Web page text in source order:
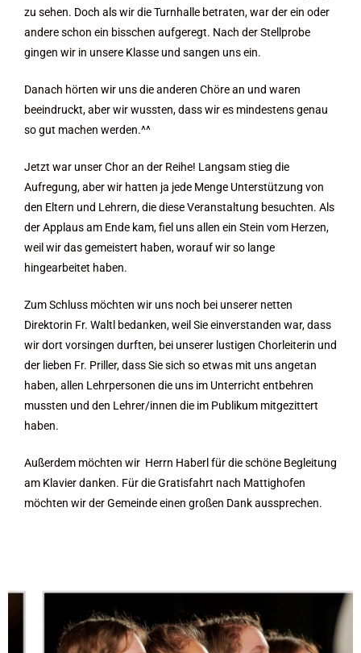
zu sehen. Doch als wir die Turnhalle betraten, war der ein oder
andere schon ein bisschen aufgeregt. Nach der Stellprobe
gingen wir in unsere Klasse und sangen uns ein.
Danach hörten wir uns die anderen Chöre an und waren
beeindruckt, aber wir wussten, dass wir es mindestens genau
so gut machen werden.^^
Jetzt war unser Chor an der Reihe! Langsam stieg die
Aufregung, aber wir hatten ja jede Menge Unterstützung von
den Eltern und Lehrern, die diese Veranstaltung besuchten. Als
der Applaus am Ende kam, fiel uns allen ein Stein vom Herzen,
weil wir das gemeistert haben, worauf wir so lange
hingearbeitet haben.
Zum Schluss möchten wir uns noch bei unserer netten
Direktorin Fr. Waltl bedanken, weil Sie einverstanden war, dass
wir dort vorsingen durften, bei unserer lustigen Chorleiterin und
der lieben Fr. Priller, dass Sie sich so etwas mit uns angetan
haben, allen Lehrpersonen die uns im Unterricht entbehren
mussten und den Lehrer/innen die im Publikum mitgezittert
haben.
Außerdem möchten wir Herrn Haberl für die schöne Begleitung
am Klavier danken. Für die Gratisfahrt nach Mattighofen
möchten wir der Gemeinde einen großen Dank aussprechen.